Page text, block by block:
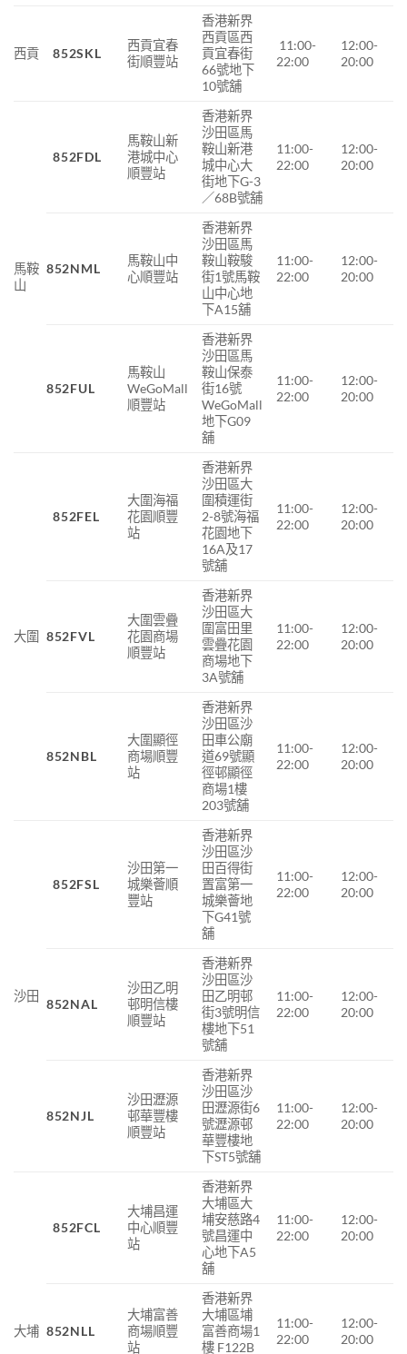
西貢 852SKL
西貢宜春
街順豐站
香港新界
西貢區西
貢宜春街
66號地下
10號舖
11:00-
22:00
12:00-
20:00
馬鞍
山
852FDL
馬鞍山新
港城中心
順豐站
香港新界
沙田區馬
鞍山新港
城中心大
街地下G-3
／68B號舖
11:00-
22:00
12:00-
20:00
852NML
馬鞍山中
心順豐站
香港新界
沙田區馬
鞍山鞍駿
街1號馬鞍
山中心地
下A15舖
11:00-
22:00
12:00-
20:00
852FUL
馬鞍山
WeGoMall
順豐站
香港新界
沙田區馬
鞍山保泰
街16號
WeGoMall
地下G09
舖
11:00-
22:00
12:00-
20:00
大圍
852FEL
大圍海福
花園順豐
站
香港新界
沙田區大
圍積運街
2-8號海福
花園地下
16A及17
號舖
11:00-
22:00
12:00-
20:00
852FVL
大圍雲疊
花園商場
順豐站
香港新界
沙田區大
圍富田里
雲疊花園
商場地下
3A號舖
11:00-
22:00
12:00-
20:00
852NBL
大圍顯徑
商場順豐
站
香港新界
沙田區沙
田車公廟
道69號顯
徑邨顯徑
商場1樓
203號舖
11:00-
22:00
12:00-
20:00
沙田
852FSL
沙田第一
城樂薈順
豐站
香港新界
沙田區沙
田百得街
置富第一
城樂薈地
下G41號
舖
11:00-
22:00
12:00-
20:00
852NAL
沙田乙明
邨明信樓
順豐站
香港新界
沙田區沙
田乙明邨
街3號明信
樓地下51
號舖
11:00-
22:00
12:00-
20:00
852NJL
沙田瀝源
邨華豐樓
順豐站
香港新界
沙田區沙
田瀝源街6
號瀝源邨
華豐樓地
下ST5號舖
11:00-
22:00
12:00-
20:00
大埔
852FCL
大埔昌運
中心順豐
站
香港新界
大埔區大
埔安慈路4
號昌運中
心地下A5
舖
11:00-
22:00
12:00-
20:00
852NLL
大埔富善
商場順豐
站
香港新界
大埔區埔
富善商場1
樓 F122B
11:00-
22:00
12:00-
20:00